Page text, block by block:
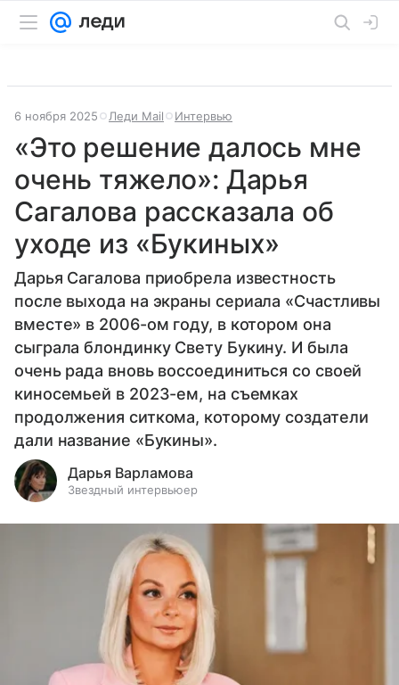
6 ноября 2025 Леди Mail Интервью
«Это решение далось мне
очень тяжело»: Дарья
Сагалова рассказала об
уходе из «Букиных»
Дарья Сагалова приобрела известность
после выхода на экраны сериала «Счастливы
вместе» в 2006-ом году, в котором она
сыграла блондинку Свету Букину. И была
очень рада вновь воссоединиться со своей
киносемьей в 2023-ем, на съемках
продолжения ситкома, которому создатели
дали название «Букины».
Дарья Варламова
Звездный интервьюер